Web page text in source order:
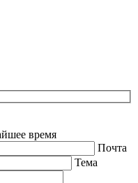
время
Почта
Тема